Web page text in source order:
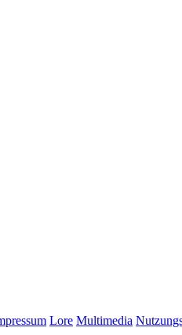
Lore Multimedia N